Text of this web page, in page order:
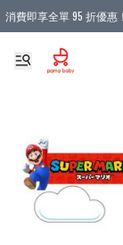
消費即享全單 95 折優惠！
購物滿 HKD 900.00即